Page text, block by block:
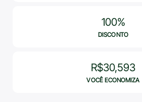
100%
DISCONTO
R$30,593
VOCÊ ECONOMIZA